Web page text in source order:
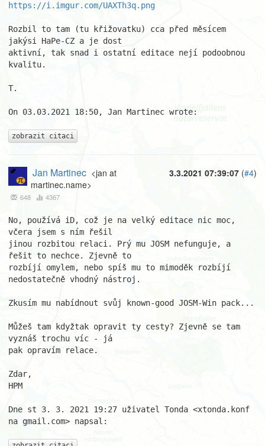
https://i.imgur.com/UAXTh3q.png
Rozbil to tam (tu křižovatku) cca před měsícem
jakýsi HaPe-CZ a je dost
aktivní, tak snad i ostatní editace nejí podoobnou
kvalitu.
T.
On 03.03.2021 18:50, Jan Martinec wrote:
zobrazit citaci
3.3.2021 07:39:07 (#4)
Jan Martinec <jan at
martinec.name>
648 4367
No, používá iD, což je na velký editace nic moc,
včera jsem s ním řešil
jinou rozbitou relaci. Prý mu JOSM nefunguje, a
řešit to nechce. Zjevně to
rozbíjí omylem, nebo spíš mu to mimoděk rozbíjí
nedostatečně vhodný nástroj.
Zkusím mu nabídnout svůj known-good JOSM-Win pack...
Můžeš tam kdyžtak opravit ty cesty? Zjevně se tam
vyznáš trochu víc - já
pak opravím relace.
Zdar,
HPM
Dne st 3. 3. 2021 19:27 uživatel Tonda <xtonda.konf
na gmail.com> napsal: